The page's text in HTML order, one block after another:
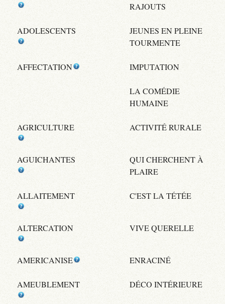
RAJOUTS
ADOLESCENTS
JEUNES EN PLEINE
TOURMENTE
AFFECTATION IMPUTATION
LA COMÉDIE
HUMAINE
AGRICULTURE ACTIVITÉ RURALE
AGUICHANTES
QUI CHERCHENT À
PLAIRE
ALLAITEMENT C'EST LA TÉTÉE
ALTERCATION VIVE QUERELLE
AMERICANISE ENRACINÉ
AMEUBLEMENT DÉCO INTÉRIEURE